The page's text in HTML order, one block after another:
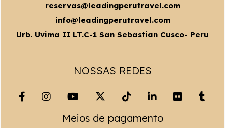
reservas@leadingperutravel.com
info@leadingperutravel.com
Urb. Uvima II LT.C-1 San Sebastian Cusco- Peru
NOSSAS REDES
Meios de pagamento